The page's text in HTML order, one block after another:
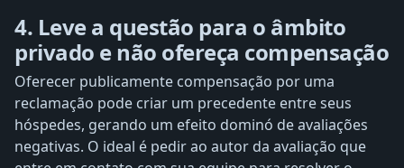
4. Leve a questão para o âmbito
privado e não ofereça compensação
Oferecer publicamente compensação por uma
reclamação pode criar um precedente entre seus
hóspedes, gerando um efeito dominó de avaliações
negativas. O ideal é pedir ao autor da avaliação que